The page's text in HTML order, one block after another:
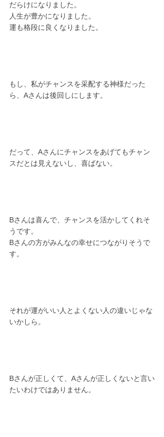
だらけになりました。
人生が豊かになりました。
運も格段に良くなりました。
もし、私がチャンスを采配する神様だった
ら、Aさんは後回しにします。
だって、Aさんにチャンスをあげてもチャン
スだとは見えないし、喜ばない。
Bさんは喜んで、チャンスを活かしてくれそ
うです。
Bさんの方がみんなの幸せにつながりそうで
す。
それが運がいい人とよくない人の違いじゃな
いかしら。
Bさんが正しくて、Aさんが正しくないと言い
たいわけではありません。